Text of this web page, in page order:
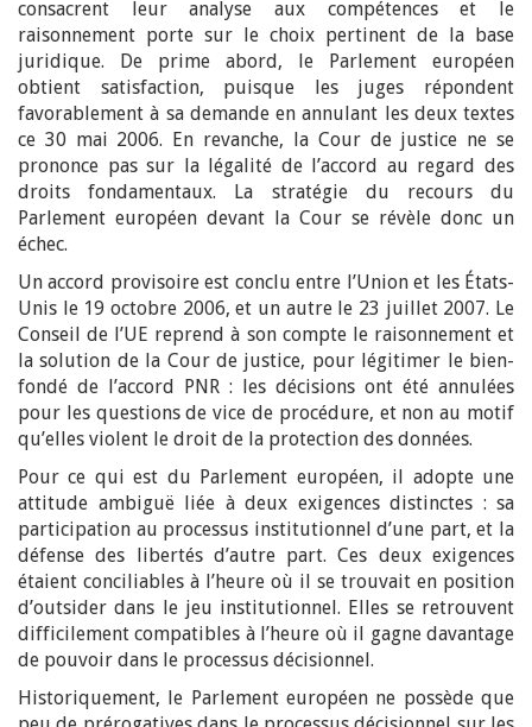
consacrent leur analyse aux compétences et le
raisonnement porte sur le choix pertinent de la base
juridique. De prime abord, le Parlement européen
obtient satisfaction, puisque les juges répondent
favorablement à sa demande en annulant les deux textes
ce 30 mai 2006. En revanche, la Cour de justice ne se
prononce pas sur la légalité de l’accord au regard des
droits fondamentaux. La stratégie du recours du
Parlement européen devant la Cour se révèle donc un
échec.
Un accord provisoire est conclu entre l’Union et les États-
Unis le 19 octobre 2006, et un autre le 23 juillet 2007. Le
Conseil de l’UE reprend à son compte le raisonnement et
la solution de la Cour de justice, pour légitimer le bien-
fondé de l’accord PNR : les décisions ont été annulées
pour les questions de vice de procédure, et non au motif
qu’elles violent le droit de la protection des données.
Pour ce qui est du Parlement européen, il adopte une
attitude ambiguë liée à deux exigences distinctes : sa
participation au processus institutionnel d’une part, et la
défense des libertés d’autre part. Ces deux exigences
étaient conciliables à l’heure où il se trouvait en position
d’outsider dans le jeu institutionnel. Elles se retrouvent
difficilement compatibles à l’heure où il gagne davantage
de pouvoir dans le processus décisionnel.
Historiquement, le Parlement européen ne possède que